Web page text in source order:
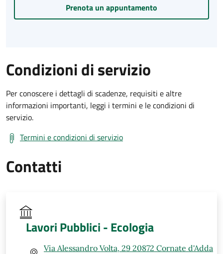
Prenota un appuntamento
Condizioni di servizio
Per conoscere i dettagli di scadenze, requisiti e altre
informazioni importanti, leggi i termini e le condizioni di
servizio.
Termini e condizioni di servizio
Contatti
Lavori Pubblici - Ecologia
Via Alessandro Volta, 29 20872 Cornate d'Adda